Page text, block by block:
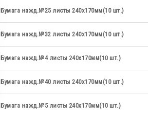
Бумага нажд.№25 листы 240х170мм(10 шт.)
Бумага нажд.№32 листы 240х170мм(10 шт.)
Бумага нажд.№4 листы 240х170мм(10 шт.)
Бумага нажд.№40 листы 240х170мм(10 шт.)
Бумага нажд.№5 листы 240х170мм(10 шт.)